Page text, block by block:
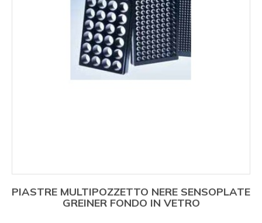
PIASTRE MULTIPOZZETTO NERE SENSOPLATE
GREINER FONDO IN VETRO